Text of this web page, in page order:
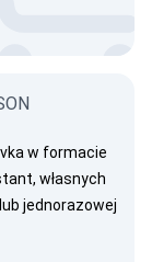
w formacie
własnych
jednorazowej